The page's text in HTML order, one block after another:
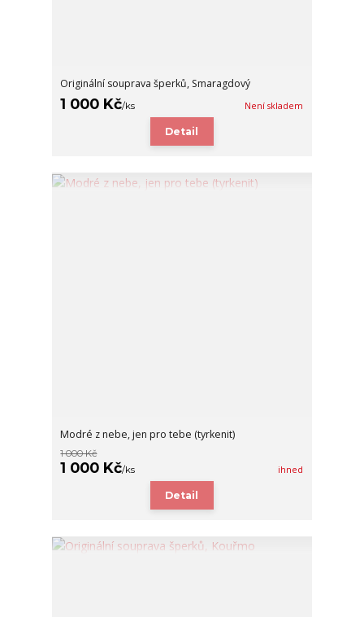
Originální souprava šperků, Smaragdový
1 000 Kč/ks Není skladem
Detail
Modré z nebe, jen pro tebe (tyrkenit)
1 000 Kč
1 000 Kč/ks ihned
Detail